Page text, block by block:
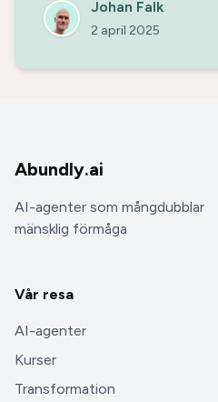
Johan Falk
2 april 2025
Abundly.ai
AI-agenter som mångdubblar
mänsklig förmåga
Vår resa
AI-agenter
Kurser
Transformation